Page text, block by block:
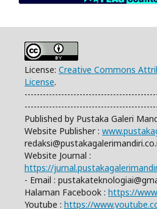
License: Creative Commons
License.
Published by Pustaka Galeri
Website Publisher :
Website Journal :
https://
- Email :
Halaman Facebook : https://
Youtube : https://